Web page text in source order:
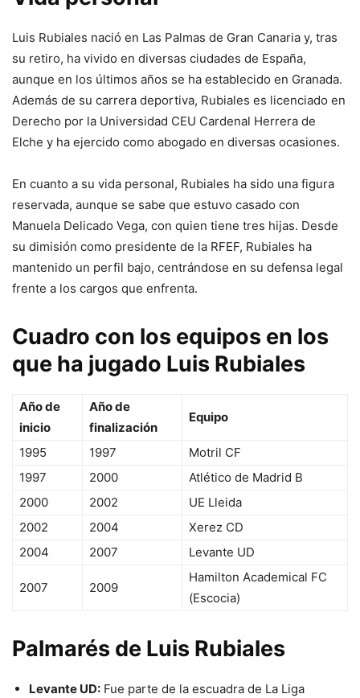
Luis Rubiales nació en Las Palmas de Gran Canaria y, tras
su retiro, ha vivido en diversas ciudades de España,
aunque en los últimos años se ha establecido en Granada.
Además de su carrera deportiva, Rubiales es licenciado en
Derecho por la Universidad CEU Cardenal Herrera de
Elche y ha ejercido como abogado en diversas ocasiones.
En cuanto a su vida personal, Rubiales ha sido una figura
reservada, aunque se sabe que estuvo casado con
Manuela Delicado Vega, con quien tiene tres hijas. Desde
su dimisión como presidente de la RFEF, Rubiales ha
mantenido un perfil bajo, centrándose en su defensa legal
frente a los cargos que enfrenta.
Cuadro con los equipos en los
que ha jugado Luis Rubiales
Año de
inicio
Año de
finalización
Equipo
1995 1997
Motril CF
1997
2000
Atlético de Madrid B
2000
2002
UE Lleida
2002
2004
Xerez CD
2004
2007 Levante UD
2007 2009
Hamilton Academical FC
(Escocia)
Palmarés de Luis Rubiales
Levante UD: Fue parte de la escuadra de La Liga